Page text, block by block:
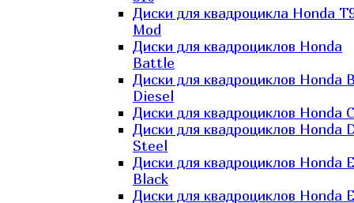
Диски для квадроцикла Honda
Mod
Диски для квадроциклов Honda
Battle
Диски для квадроциклов Honda
Diesel
Диски для квадроциклов Honda
Диски для квадроциклов Honda
Steel
Диски для квадроциклов Honda
Black
Диски для квадроциклов Honda